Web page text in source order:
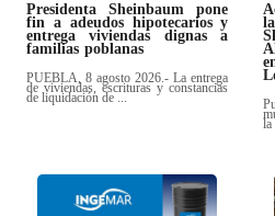
Presidenta Sheinbaum pone
fin a adeudos hipotecarios y
entrega viviendas dignas a
familias poblanas
PUEBLA, 8 agosto 2026.- La entrega
de viviendas, escrituras y constancias
de liquidación de ...
la